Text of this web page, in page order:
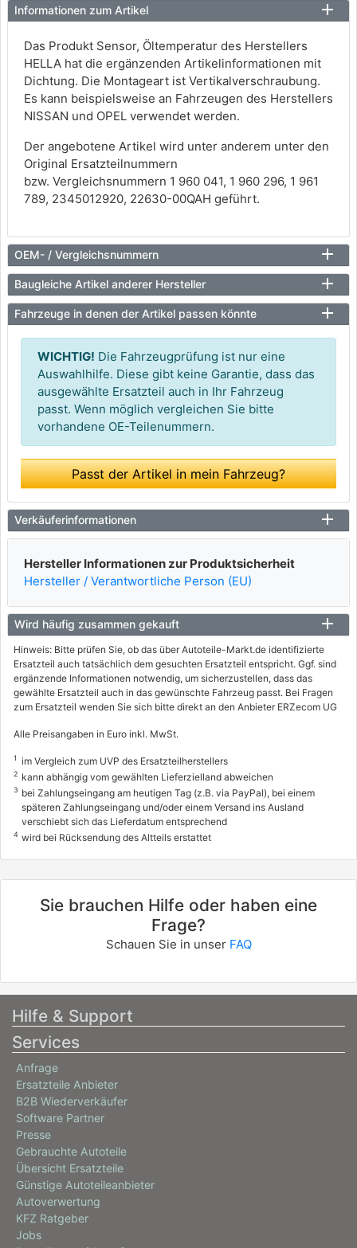
Informationen zum Artikel
Das Produkt Sensor, Öltemperatur des Herstellers
HELLA hat die ergänzenden Artikelinformationen mit
Dichtung. Die Montageart ist Vertikalverschraubung.
Es kann beispielsweise an Fahrzeugen des Herstellers
NISSAN und OPEL verwendet werden.
Der angebotene Artikel wird unter anderem unter den
Original Ersatzteilnummern
bzw. Vergleichsnummern 1 960 041, 1 960 296, 1 961
789, 2345012920, 22630-00QAH geführt.
OEM- / Vergleichsnummern
Baugleiche Artikel anderer Hersteller
Fahrzeuge in denen der Artikel passen könnte
WICHTIG! Die Fahrzeugprüfung ist nur eine
Auswahlhilfe. Diese gibt keine Garantie, dass das
ausgewählte Ersatzteil auch in Ihr Fahrzeug
passt. Wenn möglich vergleichen Sie bitte
vorhandene OE-Teilenummern.
Passt der Artikel in mein Fahrzeug?
Verkäuferinformationen
Hersteller Informationen zur Produktsicherheit
Hersteller / Verantwortliche Person (EU)
Wird häufig zusammen gekauft
Hinweis: Bitte prüfen Sie, ob das über Autoteile-Markt.de identifizierte
Ersatzteil auch tatsächlich dem gesuchten Ersatzteil entspricht. Ggf. sind
ergänzende Informationen notwendig, um sicherzustellen, dass das
gewählte Ersatzteil auch in das gewünschte Fahrzeug passt. Bei Fragen
zum Ersatzteil wenden Sie sich bitte direkt an den Anbieter ERZecom UG
Alle Preisangaben in Euro inkl. MwSt.
1 im Vergleich zum UVP des Ersatzteilherstellers
2 kann abhängig vom gewählten Lieferzielland abweichen
3 bei Zahlungseingang am heutigen Tag (z.B. via PayPal), bei einem
späteren Zahlungseingang und/oder einem Versand ins Ausland
verschiebt sich das Lieferdatum entsprechend
4 wird bei Rücksendung des Altteils erstattet
Sie brauchen Hilfe oder haben eine
Frage?
Schauen Sie in unser FAQ
Hilfe & Support
Services
Anfrage
Ersatzteile Anbieter
B2B Wiederverkäufer
Software Partner
Presse
Gebrauchte Autoteile
Übersicht Ersatzteile
Günstige Autoteileanbieter
Autoverwertung
KFZ Ratgeber
Jobs